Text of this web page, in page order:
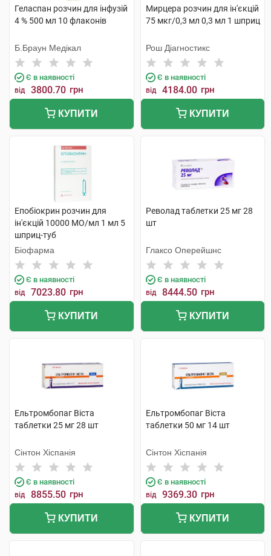
Геласпан розчин для інфузій
4 % 500 мл 10 флаконів
Б.Браун Медікал
Є в наявності
від 3800.70 грн
КУПИТИ
Мирцера розчин для ін'єкцій
75 мкг/0,3 мл 0,3 мл 1 шприц
Рош Діагностикс
Є в наявності
від 4184.00 грн
КУПИТИ
Епобіокрин розчин для
ін'єкцій 10000 МО/мл 1 мл 5
шприц-туб
Біофарма
Є в наявності
від 7023.80 грн
КУПИТИ
Револад таблетки 25 мг 28
шт
Глаксо Оперейшнс
Є в наявності
від 8444.50 грн
КУПИТИ
Ельтромбопаг Віста
таблетки 25 мг 28 шт
Сінтон Хіспанія
Є в наявності
від 8855.50 грн
КУПИТИ
Ельтромбопаг Віста
таблетки 50 мг 14 шт
Сінтон Хіспанія
Є в наявності
від 9369.30 грн
КУПИТИ